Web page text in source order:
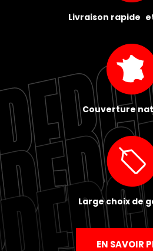
Livraison rapide
Couverture
Large choix de
EN SAVOIR